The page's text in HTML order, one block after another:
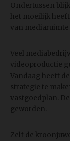
Ondertussen
het moeilijk
van
Veel
videoproductie
Vandaag heeft
strategie te
vastgoedplan.
geworden.
Zelf de